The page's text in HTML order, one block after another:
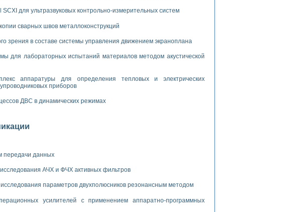
условиях
средах
и построению диаграммы направленности
подготовки инженеров-неэлектриков
и микропроцессоры приборных комплексов» на основе Multisim
/ имитатор оконечного устройства по интерфейсу RS232
двигателей при пуске
для ультразвуковых контрольно-измерительных систем
сварных швов металлоконструкций
зрения в составе системы управления движением экраноплана
для лабораторных испытаний материалов методом акустической
аппаратуры для определения тепловых и электрических
приборов
ДВС в динамических режимах
передачи данных
АЧХ и ФЧХ активных фильтров
параметров двухполюсников резонансным методом
усилителей с применением аппаратно-программных